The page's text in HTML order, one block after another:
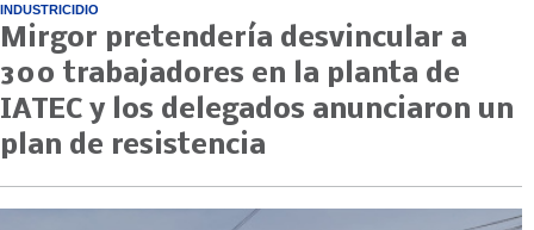
INDUSTRICIDIO
Mirgor pretendería desvincular a
300 trabajadores en la planta de
IATEC y los delegados anunciaron un
plan de resistencia